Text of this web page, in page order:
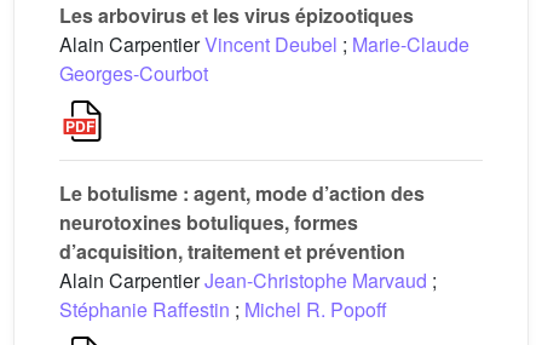
Les arbovirus et les virus épizootiques
Alain CarpentierVincent Deubel ; Marie-Claude
Georges-Courbot
Le botulisme : agent, mode d’action des
neurotoxines botuliques, formes
d’acquisition, traitement et prévention
Alain CarpentierJean-Christophe Marvaud ;
Stéphanie Raffestin ; Michel R. Popoff